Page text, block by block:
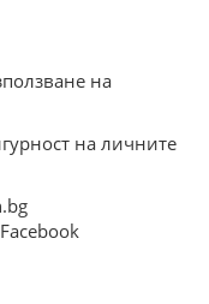
на
на личните